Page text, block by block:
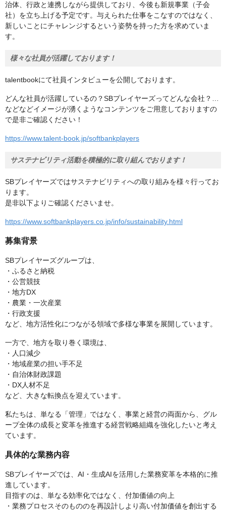
治体、⾏政と連携しながら提供しており、今後も新規事業（⼦会
社）を⽴ち上げる予定です。与えられた仕事をこなすのではなく、
新しいことにチャレンジするという姿勢を持った⽅を求めていま
す。
様々な社員が活躍しております！
talentbookにて社員インタビューを公開しております。
どんな社員が活躍しているの？SBプレイヤーズってどんな会社？…
などなどイメージが湧くようなコンテンツをご用意しておりますの
で是非ご確認ください！
https://www.talent-book.jp/softbankplayers
サステナビリティ活動を積極的に取り組んでおります！
SBプレイヤーズではサステナビリティへの取り組みを様々行ってお
ります。
是非以下よりご確認くださいませ。
https://www.softbankplayers.co.jp/info/sustainability.html
募集背景
SBプレイヤーズグループは、
・ふるさと納税
・公営競技
・地方DX
・農業・一次産業
・行政支援
など、地方活性化につながる領域で多様な事業を展開しています。
一方で、地方を取り巻く環境は、
・人口減少
・地域産業の担い手不足
・自治体財政課題
・DX人材不足
など、大きな転換点を迎えています。
私たちは、単なる「管理」ではなく、事業と経営の両面から、グル
ープ全体の成長と変革を推進する経営戦略組織を強化したいと考え
ています。
具体的な業務内容
SBプレイヤーズでは、AI・生成AIを活用した業務変革を本格的に推
進しています。
目指すのは、単なる効率化ではなく、付加価値の向上
・業務プロセスそのもののを再設計しより高い付加価値を創出する